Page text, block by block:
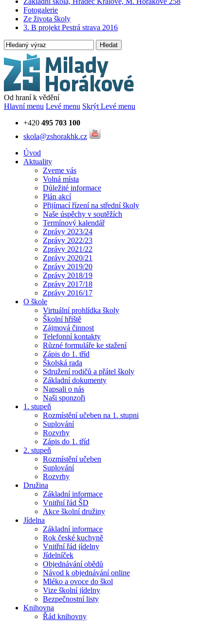
Fotogalerie
Ze života školy
3. B projekt Pestrá strava 2016
Hledat
Od hraní k vědění
Hlavní menu Levé menu Skrýt Levé menu
+420 495 703 100
skola@zshorakhk.cz
Úvod
Aktuality
Zveme vás
Volná místa
Důležité informace
Plán akcí
Přijímací řízení na střední školy
Naše úspěchy v soutěžích
Termínový kalendář
Zprávy 2023/24
Zprávy 2022/23
Zprávy 2021/22
Zprávy 2020/21
Zprávy 2019/20
Zprávy 2018/19
Zprávy 2017/18
Zprávy 2016/17
O škole
Virtuální prohlídka školy
Školní hřiště
Zájmová činnost
Telefonní kontakty
Různé formuláře ke stažení
Zápis do 1. tříd
Školská rada
Sdružení rodičů a přátel školy
Základní dokumenty
Napsali o nás
Naši sponzoři
1. stupeň
Rozmístění učeben na 1. stupni
Suplování
Rozvrhy
Zápis do 1. tříd
2. stupeň
Rozmístění učeben
Suplování
Rozvrhy
Družina
Základní informace
Vnitřní řád ŠD
Akce školní družiny
Jídelna
Základní informace
Rok české kuchyně
Vnitřní řád jídelny
Jídelníček
Objednávání obědů
Návod k objednávání online
Mléko a ovoce do škol
Vize školní jídelny
Bezpečnostní listy
Knihovna
Řád knihovny